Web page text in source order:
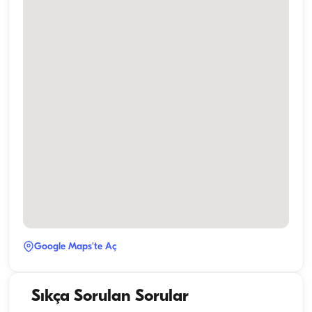
Google Maps'te Aç
Sıkça Sorulan Sorular